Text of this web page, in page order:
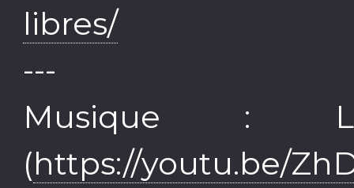
libres/
---
Musique :
(https://youtu.be/